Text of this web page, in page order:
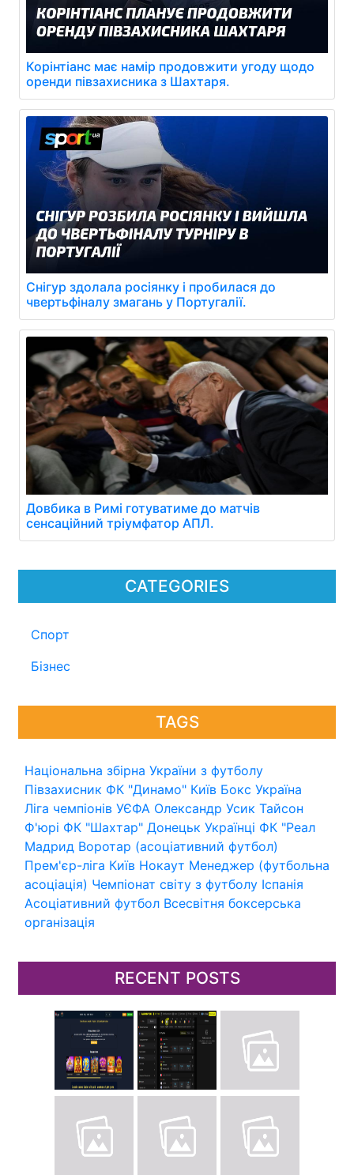
CATEGORIES
Спорт
Бізнес
TAGS
Національна збірна України з футболу
Півзахисник ФК "Динамо" Київ Бокс Україна
Ліга чемпіонів УЄФА Олександр Усик Тайсон
Ф'юрі ФК "Шахтар" Донецьк Українці ФК "Реал
Мадрид Воротар (асоціативний футбол)
Прем'єр-ліга Київ Нокаут Менеджер (футбольна
асоціація) Чемпіонат світу з футболу Іспанія
Асоціативний футбол Всесвітня боксерська
організація
RECENT POSTS
Корінтіанс має намір продовжити угоду щодо
оренди півзахисника з Шахтаря.
Снігур здолала росіянку і пробилася до
чвертьфіналу змагань у Португалії.
Довбика в Римі готуватиме до матчів
сенсаційний тріумфатор АПЛ.